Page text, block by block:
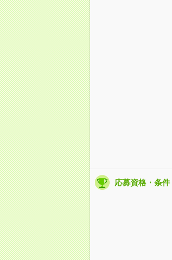
応募資格・条件